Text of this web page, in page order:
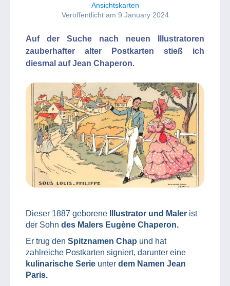
Ansichtskarten
Veröffentlicht am 9 January 2024
Auf der Suche nach neuen Illustratoren
zauberhafter alter Postkarten stieß ich
diesmal auf Jean Chaperon.
Dieser 1887 geborene Illustrator und Maler ist
der Sohn des Malers Eugène Chaperon.
Er trug den Spitznamen Chap und hat
zahlreiche Postkarten signiert, darunter eine
kulinarische Serie unter dem Namen Jean
Paris.